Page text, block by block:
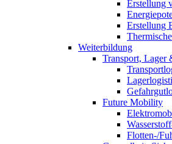
Erstellung
Erstellung
Weiterbildung
Transport, Lager
Future Mobility
Flotten-/